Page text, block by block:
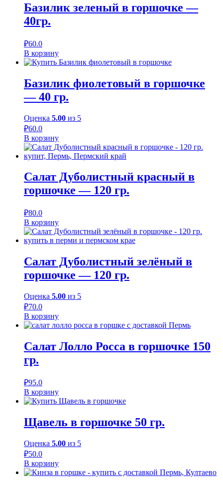
Базилик зеленый в горшочке —
40гр.
₽60.0
В корзину
Базилик фиолетовый в горшочке
— 40 гр.
Оценка 5.00 из 5
₽60.0
В корзину
Салат Дуболистный красный в
горшочке — 120 гр.
₽80.0
В корзину
Салат Дуболистный зелёный в
горшочке — 120 гр.
Оценка 5.00 из 5
₽70.0
В корзину
Салат Лолло Росса в горшочке 150
гр.
₽95.0
В корзину
Щавель в горшочке 50 гр.
Оценка 5.00 из 5
₽50.0
В корзину